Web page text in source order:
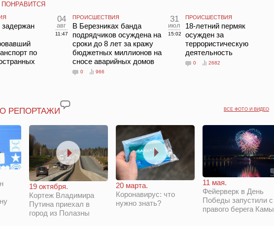
по
04
авг
11:47
ПРОИСШЕСТВИЯ
В Березниках банда
подрядчиков осуждена на
сроки до 8 лет за кражу
бюджетных миллионов на
сносе аварийных домов
0 966
31
июл
15:02
ПРОИСШЕСТВИЯ
18-летний пермяк
осужден за
террористическую
деятельность
0 2682
ВСЕ ФОТО И ВИДЕО
РЕПОРТАЖИ
19 октября.
Кортеж Владимира
Путина приехал в
город из Полазны
20 марта.
Коронавирус: что
нужно знать?
11 мая.
Фейерверк в День
Победы запустили с
правого берега Камы